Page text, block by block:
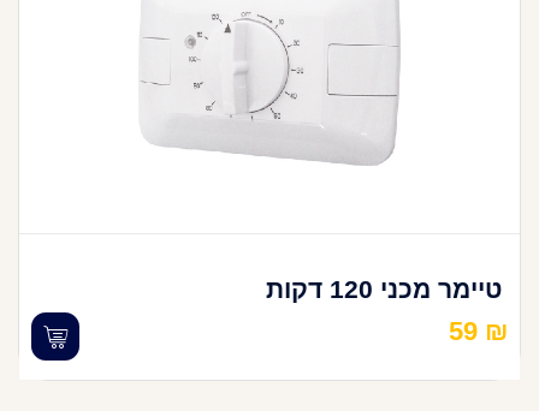
טיימר מכני 120 דקות
59 ₪